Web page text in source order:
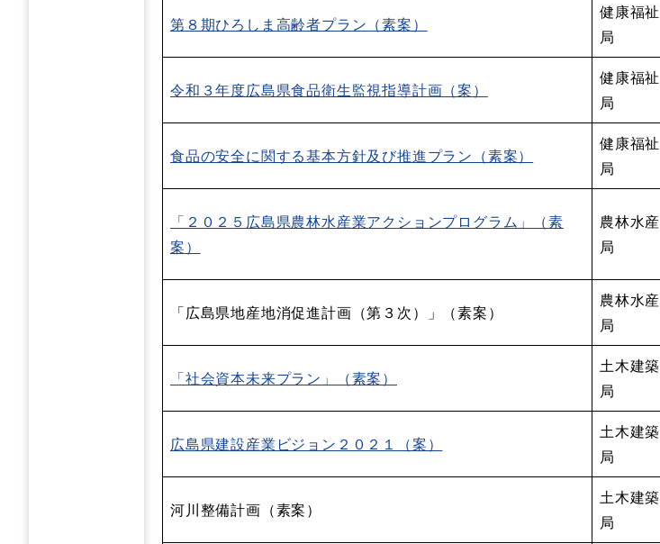
第８期ひろしま高齢者プラン（素案）
健康福祉
局
令和３年度広島県食品衛生監視指導計画（案）
健康福祉
局
食品の安全に関する基本方針及び推進プラン（素案）
健康福祉
局
「２０２５広島県農林水産業アクションプログラム」（素
案）
農林水産
局
「広島県地産地消促進計画（第３次）」（素案）
農林水産
局
「社会資本未来プラン」（素案）
土木建築
局
広島県建設産業ビジョン２０２１（案）
土木建築
局
河川整備計画（素案）
土木建築
局